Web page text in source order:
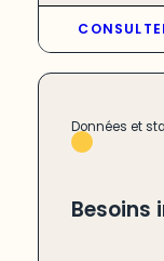
Données et
Besoins